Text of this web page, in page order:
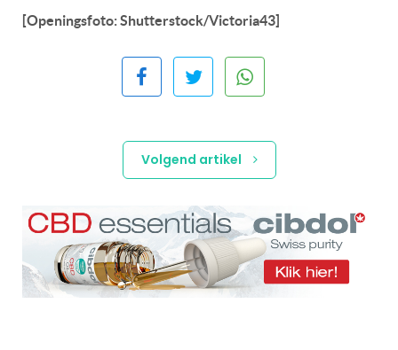
[Openingsfoto: Shutterstock/Victoria43]
Volgend artikel